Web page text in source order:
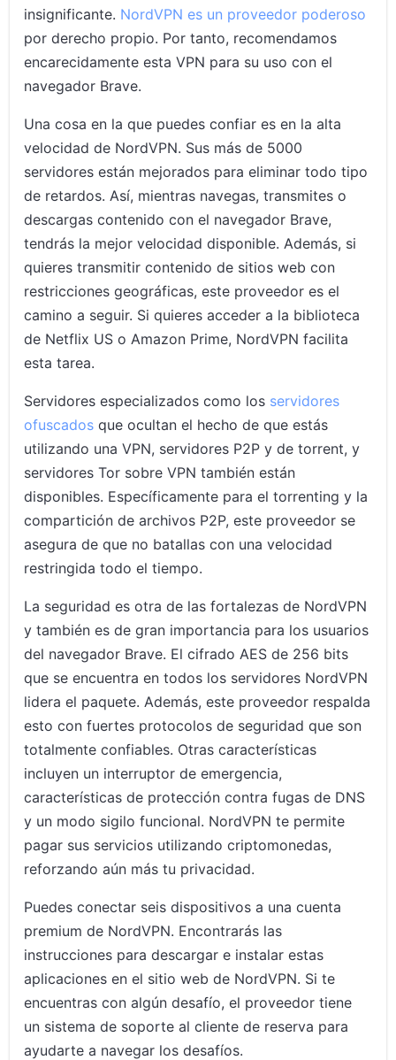
insignificante. NordVPN es un proveedor poderoso
por derecho propio. Por tanto, recomendamos
encarecidamente esta VPN para su uso con el
navegador Brave.
Una cosa en la que puedes confiar es en la alta
velocidad de NordVPN. Sus más de 5000
servidores están mejorados para eliminar todo tipo
de retardos. Así, mientras navegas, transmites o
descargas contenido con el navegador Brave,
tendrás la mejor velocidad disponible. Además, si
quieres transmitir contenido de sitios web con
restricciones geográficas, este proveedor es el
camino a seguir. Si quieres acceder a la biblioteca
de Netflix US o Amazon Prime, NordVPN facilita
esta tarea.
Servidores especializados como los servidores
ofuscados que ocultan el hecho de que estás
utilizando una VPN, servidores P2P y de torrent, y
servidores Tor sobre VPN también están
disponibles. Específicamente para el torrenting y la
compartición de archivos P2P, este proveedor se
asegura de que no batallas con una velocidad
restringida todo el tiempo.
La seguridad es otra de las fortalezas de NordVPN
y también es de gran importancia para los usuarios
del navegador Brave. El cifrado AES de 256 bits
que se encuentra en todos los servidores NordVPN
lidera el paquete. Además, este proveedor respalda
esto con fuertes protocolos de seguridad que son
totalmente confiables. Otras características
incluyen un interruptor de emergencia,
características de protección contra fugas de DNS
y un modo sigilo funcional. NordVPN te permite
pagar sus servicios utilizando criptomonedas,
reforzando aún más tu privacidad.
Puedes conectar seis dispositivos a una cuenta
premium de NordVPN. Encontrarás las
instrucciones para descargar e instalar estas
aplicaciones en el sitio web de NordVPN. Si te
encuentras con algún desafío, el proveedor tiene
un sistema de soporte al cliente de reserva para
ayudarte a navegar los desafíos.